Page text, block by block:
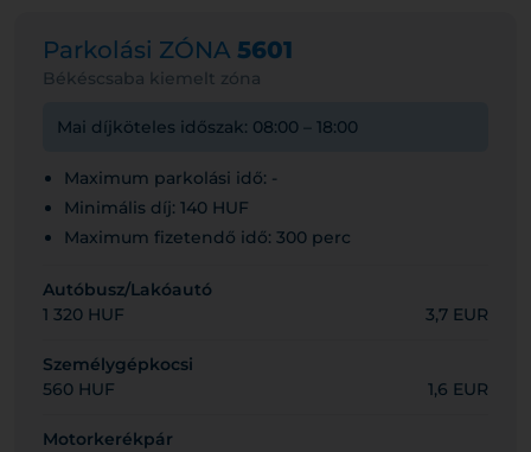
Parkolási ZÓNA 5601
Békéscsaba kiemelt zóna
Mai díjköteles időszak: 08:00 – 18:00
Maximum parkolási idő: -
Minimális díj: 140 HUF
Maximum fizetendő idő: 300 perc
Autóbusz/Lakóautó
1 320 HUF
3,7 EUR
Személygépkocsi
560 HUF
1,6 EUR
Motorkerékpár